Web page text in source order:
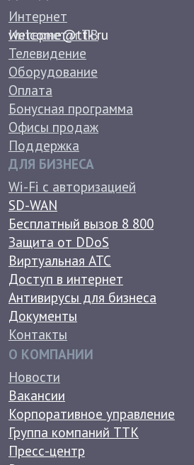
Группа компаний ТТК
Пресс-центр
Реквизиты
Лицензии и сертификаты
Условия труда
Противодействие коррупции
Непрофильные активы
Работа в РЖД
© 2026 АО "Компания ТрансТелеКом". 16+
Политика конфиденциальности